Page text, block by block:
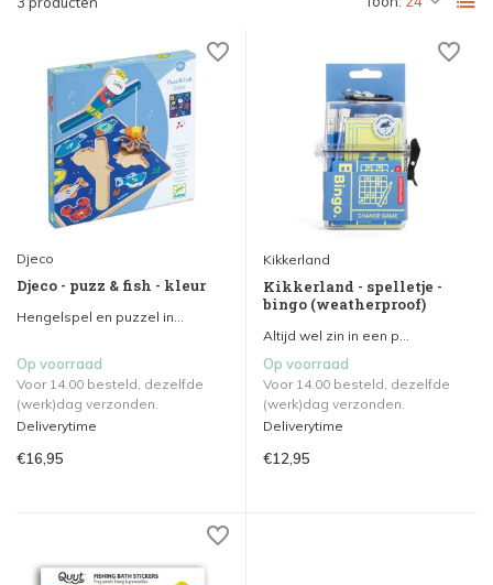
Djeco
Djeco - puzz & fish - kleur
Hengelspel en puzzel in...
Op voorraad
Voor 14.00 besteld, dezelfde
(werk)dag verzonden.
Deliverytime
€16,95
Kikkerland
Kikkerland - spelletje -
bingo (weatherproof)
Altijd wel zin in een p...
Op voorraad
Voor 14.00 besteld, dezelfde
(werk)dag verzonden.
Deliverytime
€12,95